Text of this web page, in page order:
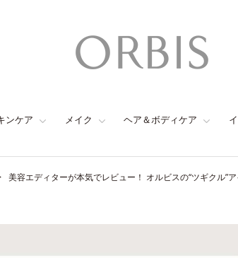
ンケア メイク ヘア＆ボディケア
美容エディターが本気でレビュー！ オルビスの“ツギクル”